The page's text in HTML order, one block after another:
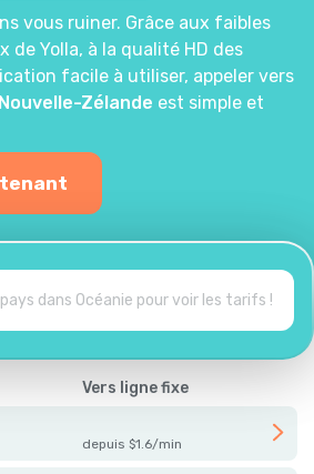
vous ruiner. Grâce aux faibles
Yolla, à la qualité HD des
facile à utiliser, appeler vers
Zélande est simple et
Vers ligne fixe
depuis $1.6/min